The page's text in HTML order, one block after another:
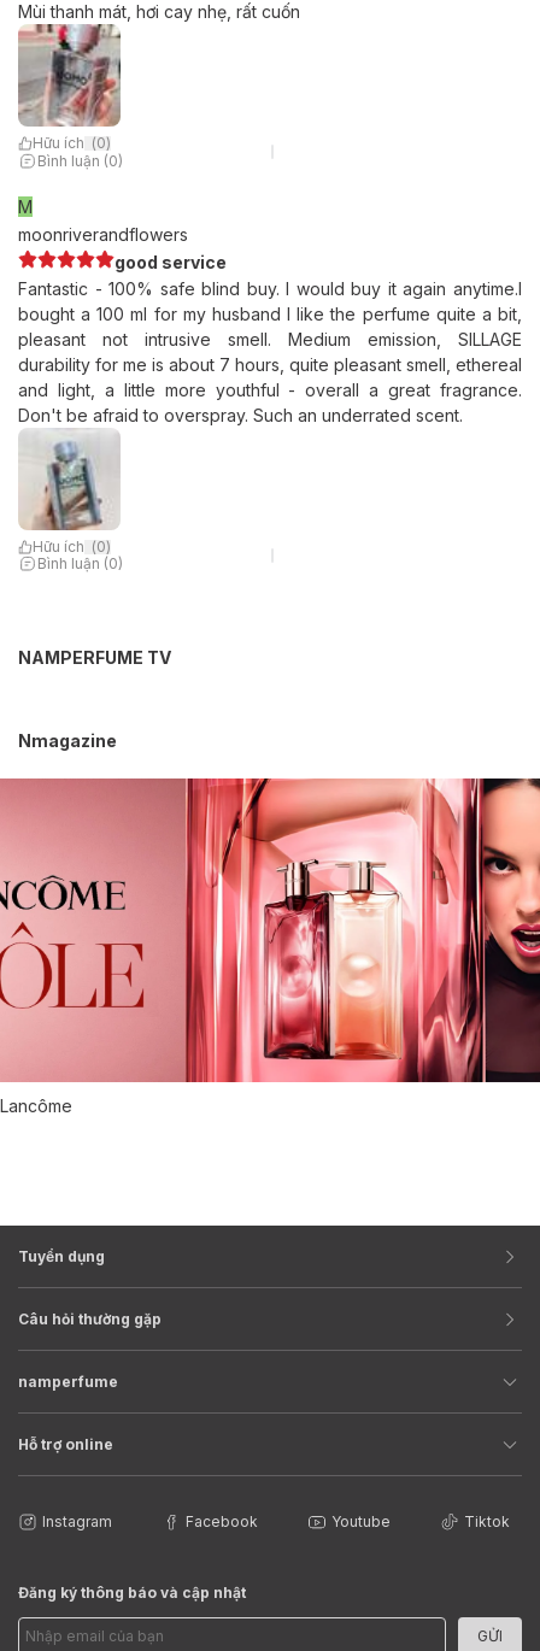
Mùi thanh mát, hơi cay nhẹ, rất cuốn
Hữu ích (0)
Bình luận (0)
M
moonriverandflowers
good service
Fantastic - 100% safe blind buy. I would buy it again anytime.I
bought a 100 ml for my husband I like the perfume quite a bit,
pleasant not intrusive smell. Medium emission, SILLAGE
durability for me is about 7 hours, quite pleasant smell, ethereal
and light, a little more youthful - overall a great fragrance.
Don't be afraid to overspray. Such an underrated scent.
Hữu ích (0)
Bình luận (0)
NAMPERFUME TV
Nmagazine
Lancôme
Tuyển dụng
Câu hỏi thường gặp
namperfume
Hỗ trợ online
Instagram Facebook Youtube Tiktok
Đăng ký thông báo và cập nhật
GỬI